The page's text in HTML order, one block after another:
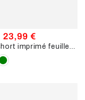
Prix
de
vente
23,99 €